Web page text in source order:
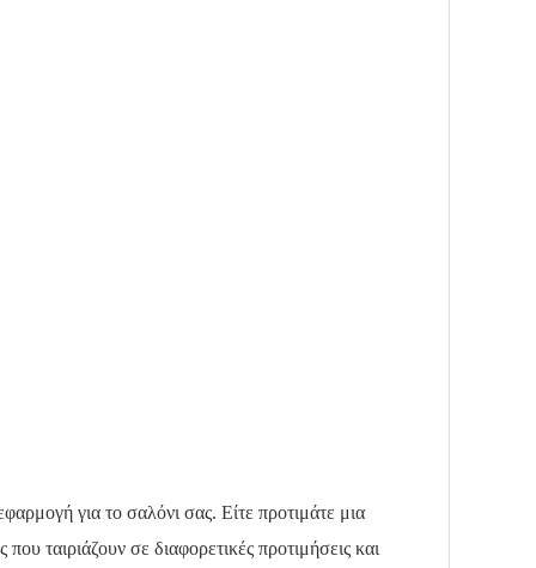
για το σαλόνι σας. Είτε προτιμάτε μια
ταιριάζουν σε διαφορετικές προτιμήσεις και